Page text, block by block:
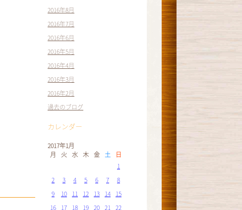
2016年8月
2016年7月
2016年6月
2016年5月
2016年4月
2016年3月
2016年2月
過去のブログ
カレンダー
2017年1月
月
火 水 木 金 土
日
1
2
3 4 5 6 7
8
9
10 11 12 13 14
15
16
17 18 19 20 21 22